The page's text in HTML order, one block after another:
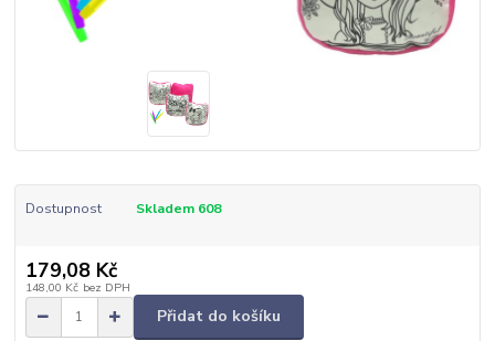
Dostupnost Skladem 608
179,08 Kč
148,00 Kč bez DPH
Přidat do košíku